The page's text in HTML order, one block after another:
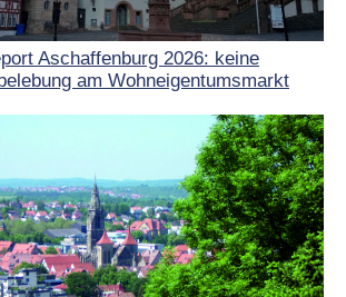
Aschaffenburg 2026: keine
am Wohneigentumsmarkt